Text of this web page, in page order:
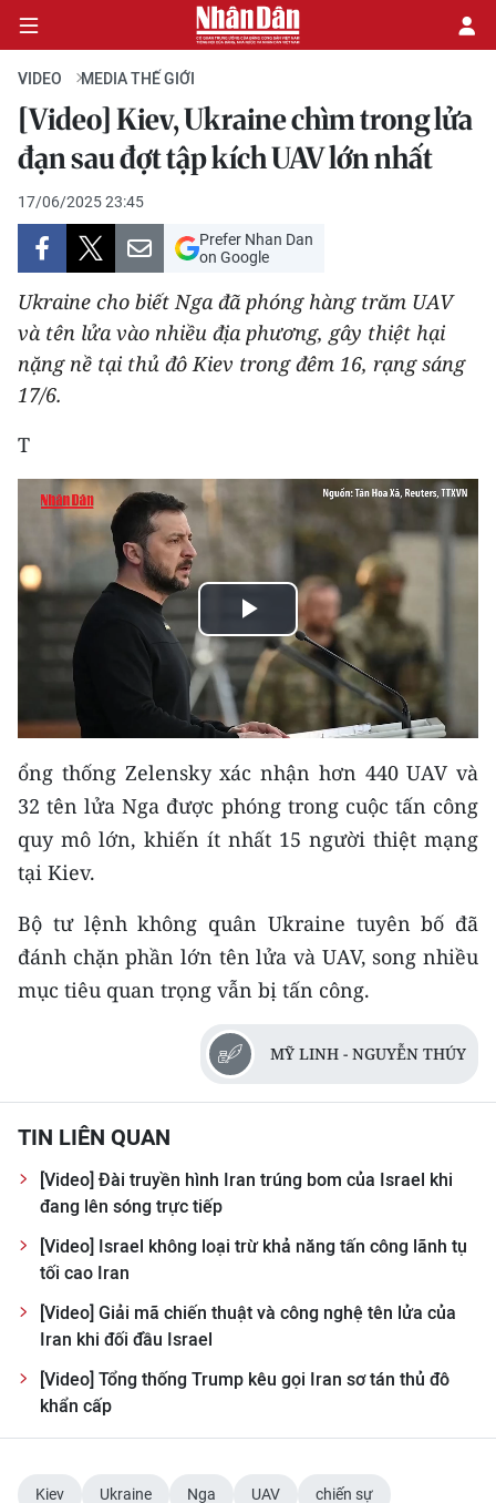
CHÍNH TRỊ
KINH TẾ
VĂN HÓA
XÃ HỘI
PHÁP LUẬT
THỂ THAO
GIÁO DỤC
KHOA HỌC - CÔNG NGHỆ
MÔI TRƯỜNG
BẠN ĐỌC
KIỂM CHỨNG THÔNG TIN
54 DÂN TỘC VIỆT NAM
CHƯƠNG TRÌNH OCOP - MỖI XÃ
RADIO
MEDIA CENTER
E-Magazine
Video
Media Chính trị
Media Kinh tế
Media Văn hóa
VIDEO MEDIA THẾ GIỚI
[Video] Kiev, Ukraine chìm trong lửa
đạn sau đợt tập kích UAV lớn nhất
17/06/2025 23:45
Prefer Nhan Dan
on Google
Ukraine cho biết Nga đã phóng hàng trăm UAV
và tên lửa vào nhiều địa phương, gây thiệt hại
nặng nề tại thủ đô Kiev trong đêm 16, rạng sáng
17/6.
T
Play
Video
ổng thống Zelensky xác nhận hơn 440 UAV và
32 tên lửa Nga được phóng trong cuộc tấn công
quy mô lớn, khiến ít nhất 15 người thiệt mạng
tại Kiev.
Bộ tư lệnh không quân Ukraine tuyên bố đã
đánh chặn phần lớn tên lửa và UAV, song nhiều
mục tiêu quan trọng vẫn bị tấn công.
MỸ LINH - NGUYỄN THÚY
TIN LIÊN QUAN
[Video] Đài truyền hình Iran trúng bom của Israel khi
đang lên sóng trực tiếp
[Video] Israel không loại trừ khả năng tấn công lãnh tụ
tối cao Iran
[Video] Giải mã chiến thuật và công nghệ tên lửa của
Iran khi đối đầu Israel
[Video] Tổng thống Trump kêu gọi Iran sơ tán thủ đô
khẩn cấp
Kiev Ukraine Nga UAV chiến sự